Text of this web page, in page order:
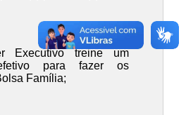
Executivo treine um
para fazer os
Família;